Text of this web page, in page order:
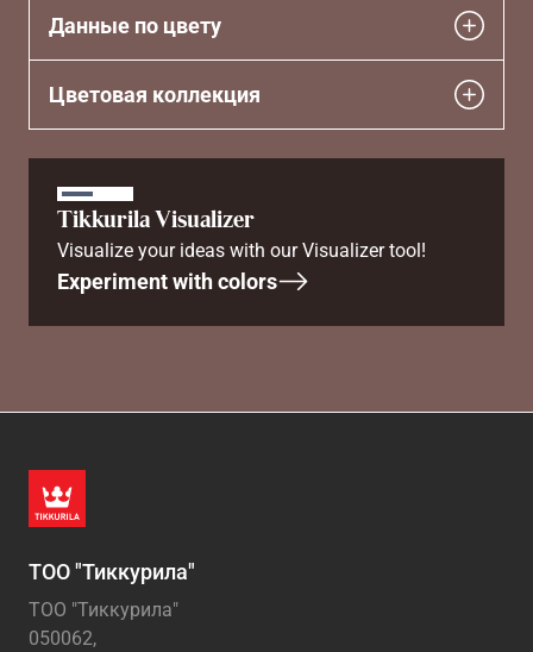
Данные по цвету
Цветовая коллекция
Tikkurila Visualizer
Visualize your ideas with our Visualizer tool!
Experiment with colors
ТОО "Тиккурила"
ТОО "Тиккурила"
050062,